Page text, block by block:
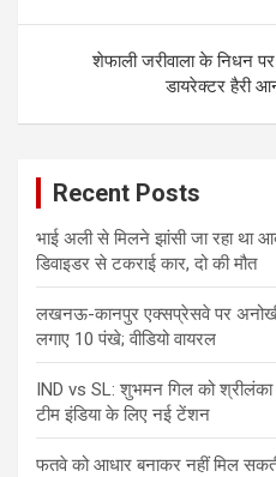
शेफाली जरीवाला के निधन
डायरेक्टर हैरी
Recent Posts
भाई अली से मिलने झांसी जा रहा था
डिवाइडर से टकराई कार, दो की मौत
लखनऊ-कानपुर एक्सप्रेसवे पर
लगाए 10 पंखे; वीडियो वायरल
IND vs SL: शुभमन गिल को
टीम इंडिया के लिए नई टेंशन
फतवे को आधार बनाकर नहीं मिल